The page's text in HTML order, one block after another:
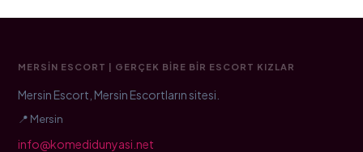
MERSIN ESCORT | GERÇEK BIRE BIR ESCORT KIZLAR
Mersin Escort, Mersin Escortların sitesi.
📍 Mersin
info@komedidunyasi.net